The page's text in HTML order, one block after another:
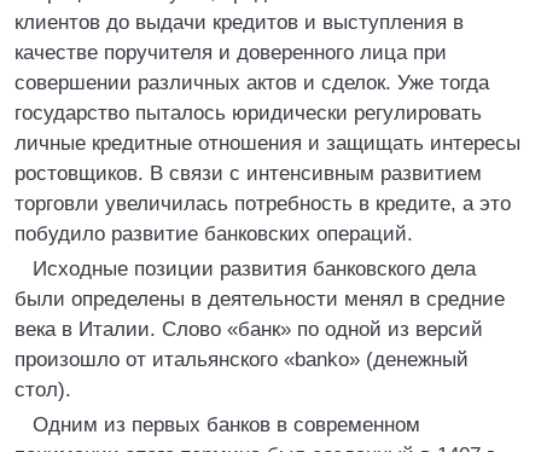
клиентов до выдачи кредитов и выступления в
качестве поручителя и доверенного лица при
совершении различных актов и сделок. Уже тогда
государство пыталось юридически регулировать
личные кредитные отношения и защищать интересы
ростовщиков. В связи с интенсивным развитием
торговли увеличилась потребность в кредите, а это
побудило развитие банковских операций.
Исходные позиции развития банковского дела
были определены в деятельности менял в средние
века в Италии. Слово «банк» по одной из версий
произошло от итальянского «banko» (денежный
стол).
Одним из первых банков в современном